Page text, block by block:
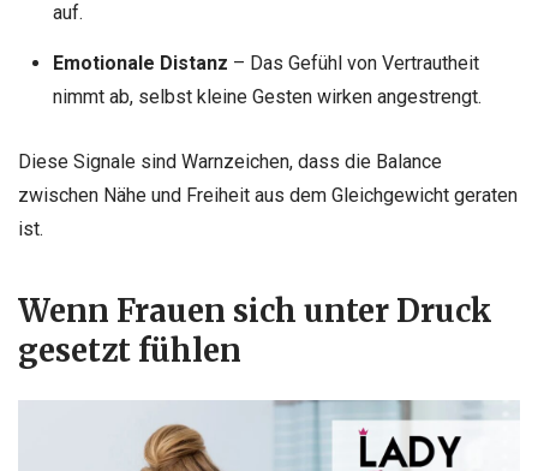
auf.
Emotionale Distanz – Das Gefühl von Vertrautheit
nimmt ab, selbst kleine Gesten wirken angestrengt.
Diese Signale sind Warnzeichen, dass die Balance
zwischen Nähe und Freiheit aus dem Gleichgewicht geraten
ist.
Wenn Frauen sich unter Druck
gesetzt fühlen